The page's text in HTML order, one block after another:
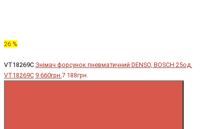
26 %
VT18269C Знімач форсунок пневматичний DENSO, BOSCH 25од.
VT18269C 9 660грн.7 188грн.